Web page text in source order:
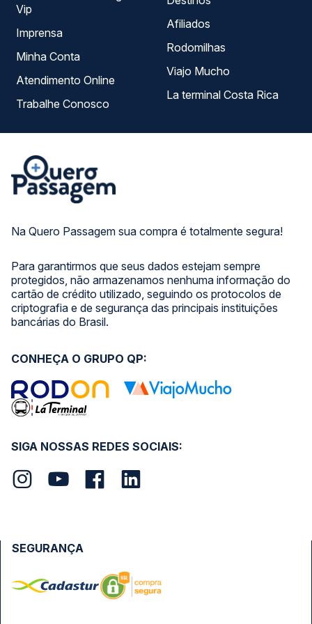
Na Quero Passagem sua compra é totalmente segura!
Para garantirmos que seus dados estejam sempre
protegidos, não armazenamos nenhuma informação do
cartão de crédito utilizado, seguindo os protocolos de
criptografia e de segurança das principais instituições
bancárias do Brasil.
Vip
Imprensa
Minha Conta
Atendimento Online
Trabalhe Conosco
Afiliados
Rodomilhas
Viajo Mucho
La terminal Costa Rica
SIGA NOSSAS REDES SOCIAIS:
CONHEÇA O GRUPO QP:
SEGURANÇA